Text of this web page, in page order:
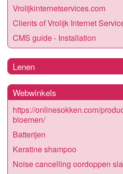
Vrolijkinternetservices.com
Clients of Vrolijk Internet
CMS guide - Installation
Lenen
Webwinkels
https://onlinesokken.com/
bloemen/
Batterijen
Keratine shampoo
Noise cancelling oordoppen